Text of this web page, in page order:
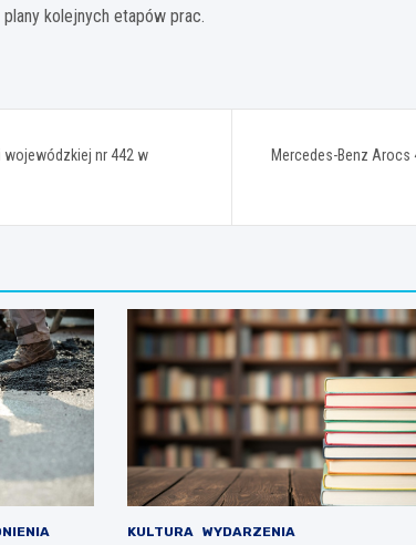
kolejnych etapów prac.
nr 442 w
Mercedes-Benz Arocs
KULTURA WYDARZENIA